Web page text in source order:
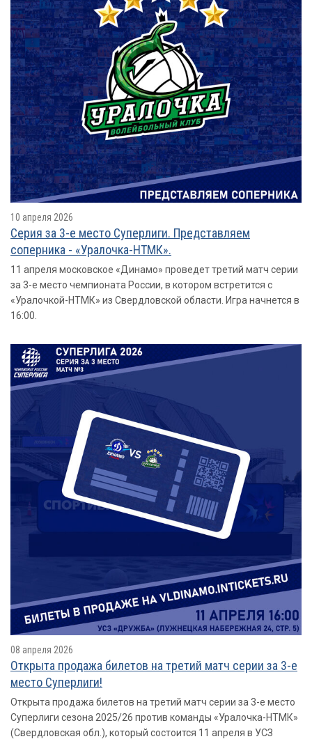
10 апреля 2026
Серия за 3-е место Суперлиги. Представляем
соперника - «Уралочка-НТМК».
11 апреля московское «Динамо» проведет третий матч серии
за 3-е место чемпионата России, в котором встретится с
«Уралочкой-НТМК» из Свердловской области. Игра начнется в
16:00.
08 апреля 2026
Открыта продажа билетов на третий матч серии за 3-е
место Суперлиги!
Открыта продажа билетов на третий матч серии за 3-е место
Суперлиги сезона 2025/26 против команды «Уралочка-НТМК»
(Свердловская обл.), который состоится 11 апреля в УСЗ